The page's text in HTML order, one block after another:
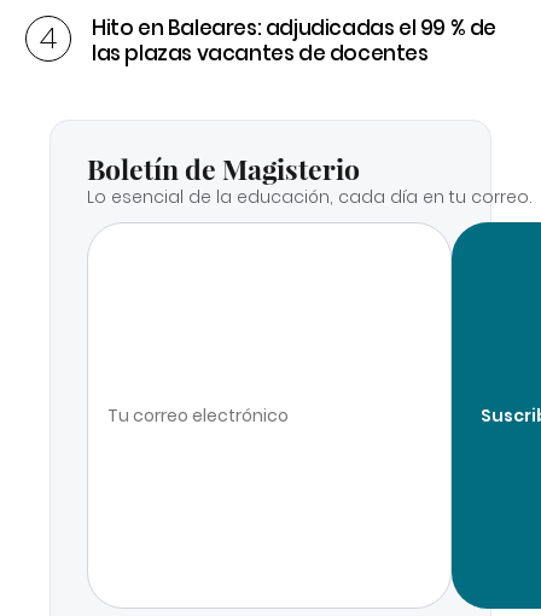
Hito en Baleares: adjudicadas el 99 % de
las plazas vacantes de docentes
Boletín de Magisterio
Lo esencial de la educación, cada día en tu correo.